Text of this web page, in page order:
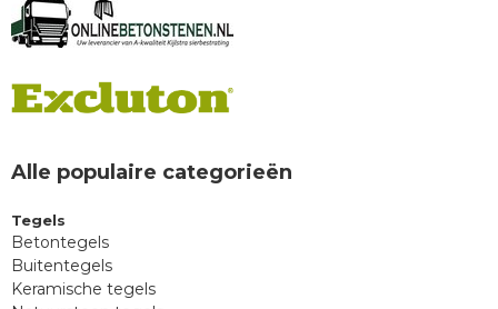
Alle populaire categorieën
Tegels
Betontegels
Buitentegels
Keramische tegels